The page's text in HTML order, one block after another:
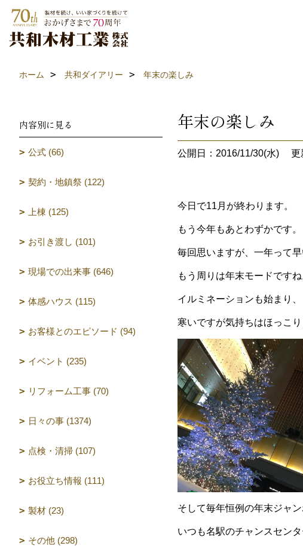
ホーム 共和ダイアリー 年末の楽しみ
年末の楽しみ
公開日：2016/11/30(水) 更
今日で11月が終わります。
もう今年もあとわずかです。
毎回思いますが、一年って早
もう周りは年末モードですね
イルミネーションも始まり、
寒いですが気持ちはほっこり
そして毎年恒例の年末ジャ
いつも名駅のチャンスセンタ
内容別に見る
公式 (66)
契約・地鎮祭 (122)
上棟 (125)
お引き渡し (101)
現場での出来事 (646)
体感ハウス (115)
お客様とのエピソード (94)
イベント (235)
リフォーム工事 (70)
日々の事 (1374)
点検・清掃 (107)
お役立ち情報 (111)
製材 (23)
その他 (298)